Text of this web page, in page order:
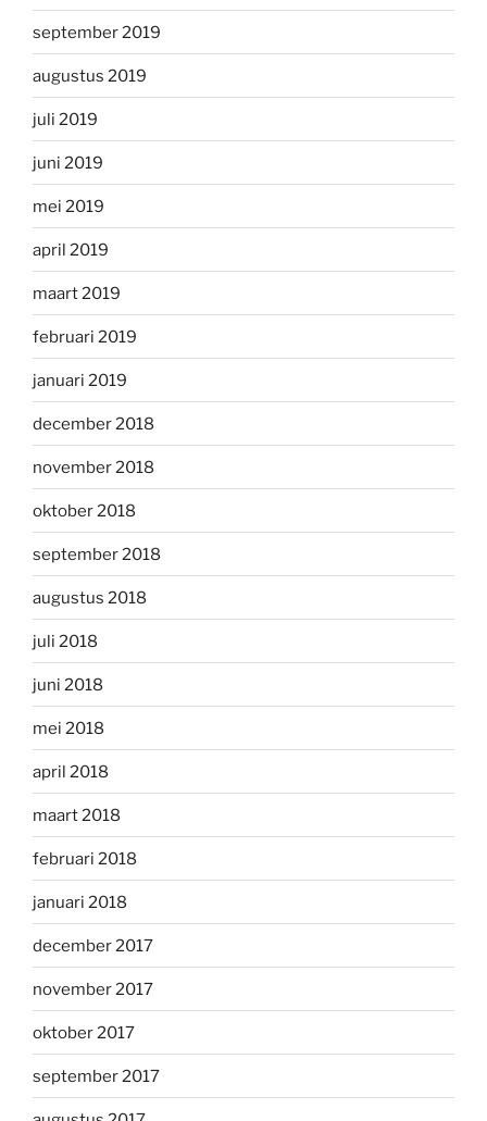
september 2019
augustus 2019
juli 2019
juni 2019
mei 2019
april 2019
maart 2019
februari 2019
januari 2019
december 2018
november 2018
oktober 2018
september 2018
augustus 2018
juli 2018
juni 2018
mei 2018
april 2018
maart 2018
februari 2018
januari 2018
december 2017
november 2017
oktober 2017
september 2017